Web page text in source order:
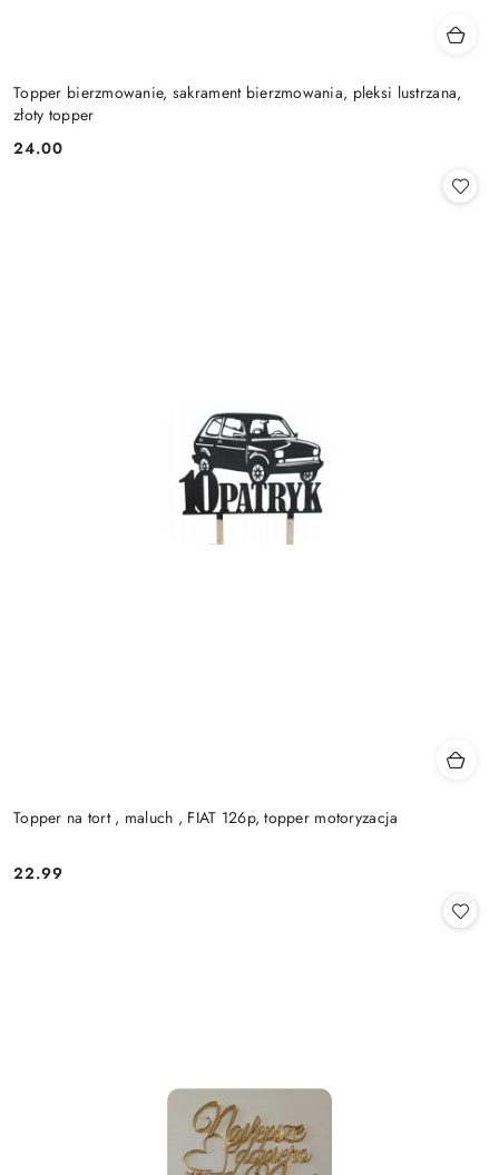
Topper bierzmowanie, sakrament bierzmowania, pleksi lustrzana,
złoty topper
Cena:
24.00
Topper na tort , maluch , FIAT 126p, topper motoryzacja
Cena:
22.99